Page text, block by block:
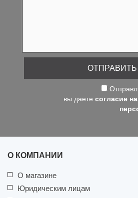
вы даете согласие
ОТПРАВИТЬ
О КОМПАНИИ
О магазине
Юридическим лицам